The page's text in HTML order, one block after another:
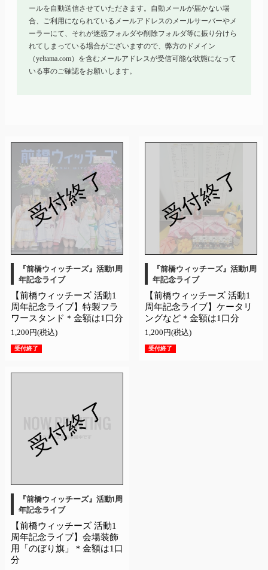
ールを自動送信させていただきます。自動メールが届かない場
合、ご利用になられているメールアドレスのメールサーバーやメ
ーラーにて、それが迷惑フォルダや削除フォルダ等に振り分けら
れてしまっている場合がございますので、弊方のドメイン
（yeltama.com）を含むメールアドレスが受信可能な状態になって
いる事のご確認をお願いします。
受付終了
『前橋ウィッチーズ』活動1周
年記念ライブ
【前橋ウィッチーズ 活動1
周年記念ライブ】特製フラ
ワースタンド＊金額は1口分
1,200円(税込)
受付終了
受付終了
『前橋ウィッチーズ』活動1周
年記念ライブ
【前橋ウィッチーズ 活動1
周年記念ライブ】ケータリ
ングなど＊金額は1口分
1,200円(税込)
受付終了
受付終了
『前橋ウィッチーズ』活動1周
年記念ライブ
【前橋ウィッチーズ 活動1
周年記念ライブ】会場装飾
用「のぼり旗」＊金額は1口
分